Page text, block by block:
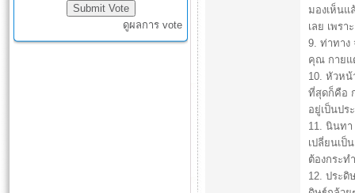
ดูผลการ vote
มองเห็นแ
เลย เพร
9. ท่าทาง
คุณ กายแ
10. หัวหน้
ที่สุดก็คือ
อยู่เป็นปร
11. นินทา
เปลี่ยนเป็
ต้องกระท
12. ประดิ